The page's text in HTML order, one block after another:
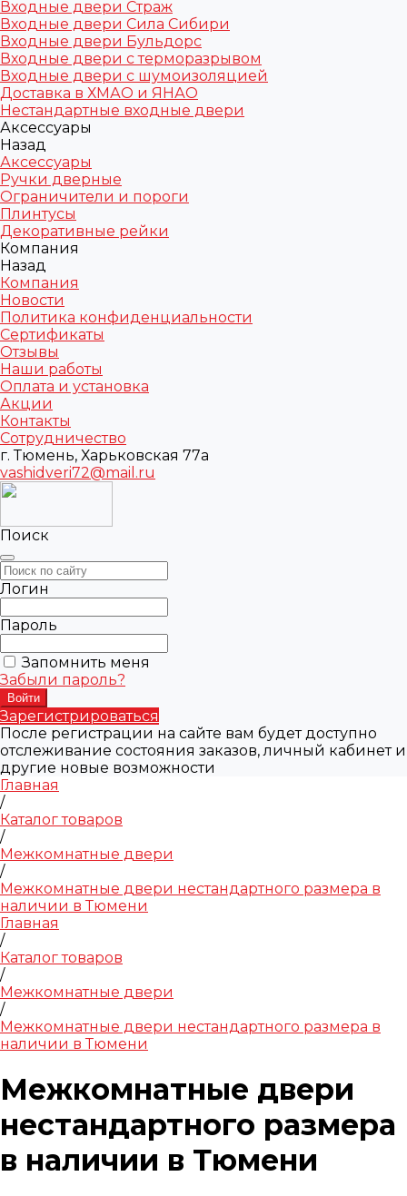
Входные двери Страж
Входные двери Сила Сибири
Входные двери Бульдорс
Входные двери с терморазрывом
Входные двери с шумоизоляцией
Доставка в ХМАО и ЯНАО
Нестандартные входные двери
Аксессуары
Назад
Аксессуары
Ручки дверные
Ограничители и пороги
Плинтусы
Декоративные рейки
Компания
Назад
Компания
Новости
Политика конфиденциальности
Сертификаты
Отзывы
Наши работы
Оплата и установка
Акции
Контакты
Сотрудничество
г. Тюмень, Харьковская 77а
vashidveri72@mail.ru
Поиск
Логин
Пароль
Запомнить меня
Забыли пароль?
Зарегистрироваться
После регистрации на сайте вам будет доступно
отслеживание состояния заказов, личный кабинет и
другие новые возможности
Главная
/
Каталог товаров
/
Межкомнатные двери
/
Межкомнатные двери нестандартного размера в
наличии в Тюмени
Главная
/
Каталог товаров
/
Межкомнатные двери
/
Межкомнатные двери нестандартного размера в
наличии в Тюмени
Межкомнатные двери
нестандартного размера
в наличии в Тюмени